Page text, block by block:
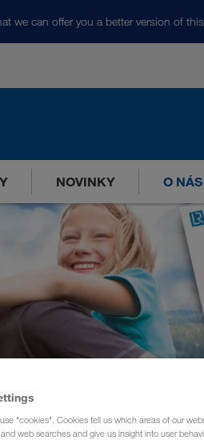
we can offer you a better version of
NOVINKY O NÁS
"cookies". Cookies tell us which areas of our
web searches and give us insight into user